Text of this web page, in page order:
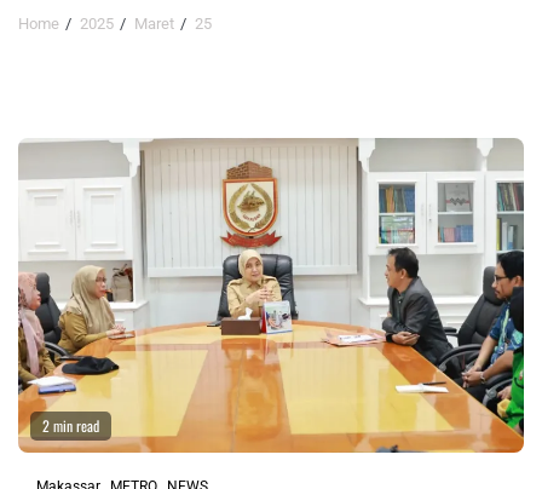
Home 2025 Maret 25
2 min read